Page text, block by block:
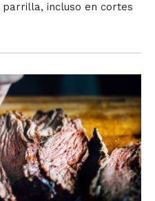
incluso en cortes